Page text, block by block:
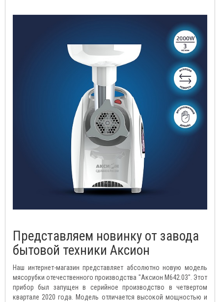
Представляем новинку от завода
бытовой техники Аксион
Наш интернет-магазин представляет абсолютно новую модель
мясорубки отечественного производства "Аксион М642.03". Этот
прибор был запущен в серийное производство в четвертом
квартале 2020 года. Модель отличается высокой мощностью и